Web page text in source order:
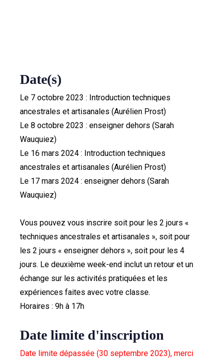
Date(s)
Le 7 octobre 2023 : Introduction techniques
ancestrales et artisanales (Aurélien Prost)
Le 8 octobre 2023 : enseigner dehors (Sarah
Wauquiez)
Le 16 mars 2024 : Introduction techniques
ancestrales et artisanales (Aurélien Prost)
Le 17 mars 2024 : enseigner dehors (Sarah
Wauquiez)
Vous pouvez vous inscrire soit pour les 2 jours «
techniques ancestrales et artisanales », soit pour
les 2 jours « enseigner dehors », soit pour les 4
jours. Le deuxième week-end inclut un retour et un
échange sur les activités pratiquées et les
expériences faites avec votre classe.
Horaires : 9h à 17h
Date limite d'inscription
Date limite dépassée (30 septembre 2023), merci